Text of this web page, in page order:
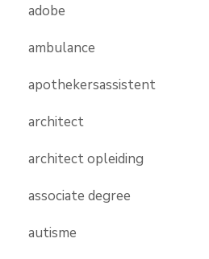
adobe
ambulance
apothekersassistent
architect
architect opleiding
associate degree
autisme